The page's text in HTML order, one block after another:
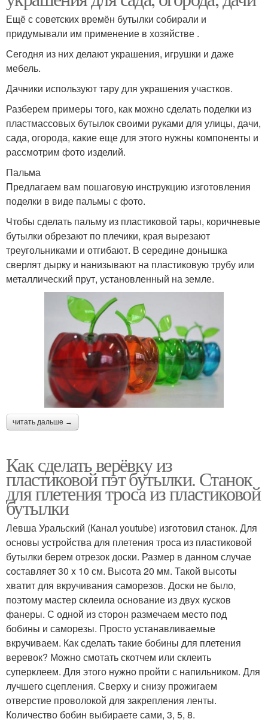
Ещё с советских времён бутылки собирали и
придумывали им применение в хозяйстве .
Сегодня из них делают украшения, игрушки и даже
мебель.
Дачники используют тару для украшения участков.
Разберем примеры того, как можно сделать поделки из
пластмассовых бутылок своими руками для улицы, дачи,
сада, огорода, какие еще для этого нужны компоненты и
рассмотрим фото изделий.
Пальма
Предлагаем вам пошаговую инструкцию изготовления
поделки в виде пальмы с фото.
Чтобы сделать пальму из пластиковой тары, коричневые
бутылки обрезают по плечики, края вырезают
треугольниками и отгибают. В середине донышка
сверлят дырку и нанизывают на пластиковую трубу или
металлический прут, установленный на земле.
читать дальше →
Как сделать верёвку из
пластиковой пэт бутылки. Станок
для плетения троса из пластиковой
бутылки
Левша Уральский (Канал youtube) изготовил станок. Для
основы устройства для плетения троса из пластиковой
бутылки берем отрезок доски. Размер в данном случае
составляет 30 x 10 см. Высота 20 мм. Такой высоты
хватит для вкручивания саморезов. Доски не было,
поэтому мастер склеила основание из двух кусков
фанеры. С одной из сторон размечаем место под
бобины и саморезы. Просто устанавливаемые
вкручиваем. Как сделать такие бобины для плетения
веревок? Можно смотать скотчем или склеить
суперклеем. Для этого нужно пройти с напильником. Для
лучшего сцепления. Сверху и снизу прожигаем
отверстие проволокой для закрепления ленты.
Количество бобин выбираете сами, 3, 5, 8.